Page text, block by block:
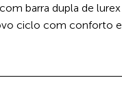
barra dupla de lurex
ciclo com conforto e